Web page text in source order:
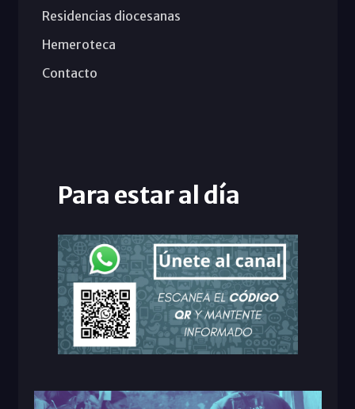
Residencias diocesanas
Hemeroteca
Contacto
Para estar al día